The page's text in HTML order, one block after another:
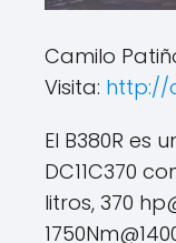
Camilo
Visita: http://
El B380R es
DC11C370
litros, 370